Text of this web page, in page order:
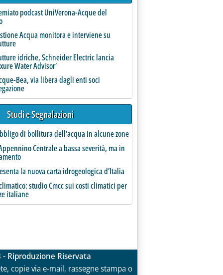
1° ottobre'
podcast UniVerona-Acque del
Acqua monitora e interviene su
idriche, Schneider Electric lancia
Water Advisor’
Bea, via libera dagli enti soci
Studi e Segnalazioni
di bollitura dell’acqua in alcune zone
Centrale a bassa severità, ma in
la nuova carta idrogeologica d’Italia
studio Cmcc sui costi climatici per
italiane
Riproduzione Riservata
copie via e-mail, rassegne stampa o